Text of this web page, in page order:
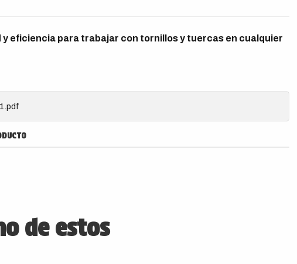
y eficiencia para trabajar con tornillos y tuercas en cualquier
de estos